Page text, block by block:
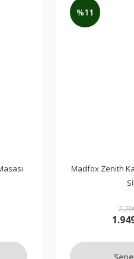
TL
%11
Madfox Zenith